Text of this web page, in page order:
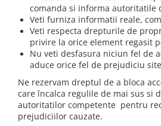
comanda si informa autoritatile
Veti furniza informatii reale,
Veti respecta drepturile de
privire la orice element regasit
Nu veti desfasura niciun fel de
aduce orice fel de prejudiciu
Ne rezervam dreptul de a bloca
care încalca regulile de mai sus si
autoritatilor competente pentru
prejudiciilor cauzate.